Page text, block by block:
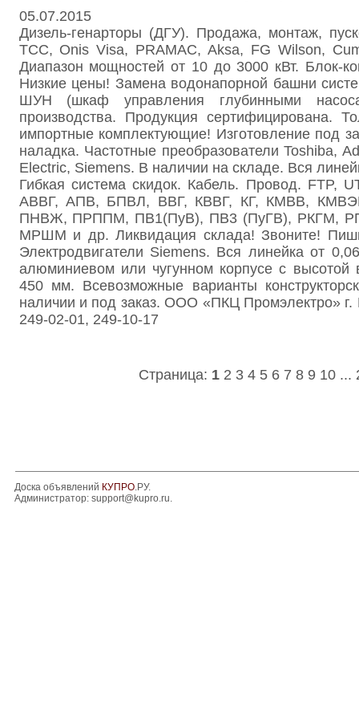
05.07.2015
Дизель-генарторы (ДГУ). Продажа, монтаж,
ТСС, Onis Visa, PRAMAC, Aksa, FG Wilson,
Диапазон мощностей от 10 до 3000 кВт. Блок-
Низкие цены! Замена водонапорной башни
ШУН (шкаф управления глубинными
производства. Продукция сертифицирована.
импортные комплектующие! Изготовление под
наладка. Частотные преобразователи Toshiba,
Electric, Siemens. В наличии на складе. Вся
Гибкая система скидок. Кабель. Провод. FTP,
АВВГ, АПВ, БПВЛ, ВВГ, КВВГ, КГ, КМВВ,
ПНВЖ, ПРППМ, ПВ1(ПуВ), ПВ3 (ПуГВ), РКГМ,
МРШМ и др. Ликвидация склада! Звоните!
Электродвигатели Siemens. Вся линейка от
алюминиевом или чугунном корпусе с
450 мм. Всевозможные варианты
наличии и под заказ. ООО «ПКЦ Промэлектро»
249-02-01, 249-10-17
Страница: 1 2 3 4 5 6 7 8 9 10...
Доска объявлений КУПРО.РУ.
Администратор: support@kupro.ru.